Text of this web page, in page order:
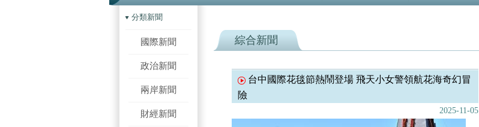
分類新聞
國際新聞
政治新聞
兩岸新聞
財經新聞
綜合新聞
台中國際花毯節熱鬧登場 飛天小女警領航花海奇幻冒
險
2025-11-05